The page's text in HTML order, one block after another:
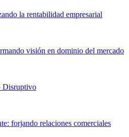
la rentabilidad empresarial
visión en dominio del mercado
Disruptivo
forjando relaciones comerciales